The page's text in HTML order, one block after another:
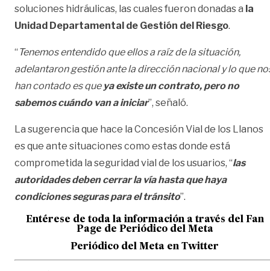
soluciones hidráulicas, las cuales fueron donadas a la
Unidad Departamental de Gestión del Riesgo.
“ Tenemos entendido que ellos a raíz de la situación,
adelantaron gestión ante la dirección nacional y lo que
han contado es que ya existe un contrato, pero no
sabemos cuándo van a iniciar”, señaló.
La sugerencia que hace la Concesión Vial de los Llanos
es que ante situaciones como estas donde está
comprometida la seguridad vial de los usuarios, “las
autoridades deben cerrar la vía hasta que haya
condiciones seguras para el tránsito”.
Entérese de toda la información a través del Fan
Page de Periódico del Meta
Periódico del Meta en Twitter